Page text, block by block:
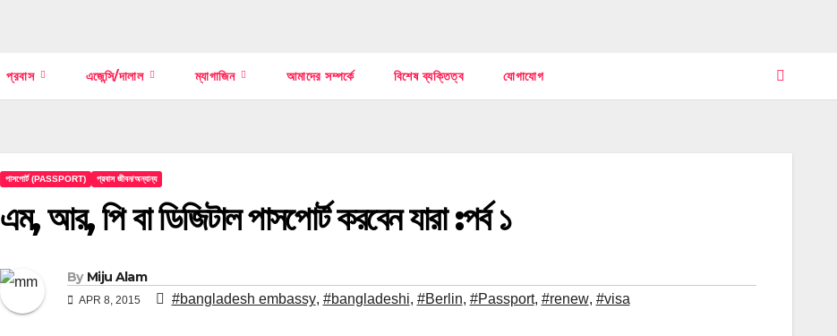
প্রবাস এজেন্সি/দালাল ম্যাগাজিন আমাদের সম্পর্কে বিশেষ ব্যক্তিত্ব যোগাযোগ
পাসপোর্ট (PASSPORT) প্রবাস জীবন/অন্যান্য
এম, আর, পি বা ডিজিটাল পাসপোর্ট করবেন যারা :পর্ব ১
By Miju Alam
APR 8, 2015 #bangladesh embassy, #bangladeshi, #Berlin, #Passport, #renew, #visa